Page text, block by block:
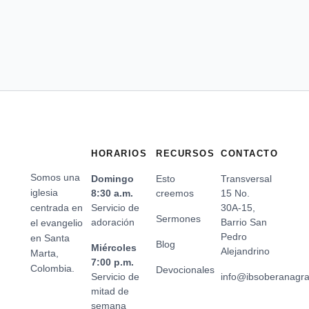
Somos una
iglesia
centrada en
el evangelio
en Santa
Marta,
Colombia.
HORARIOS
Domingo
8:30 a.m.
Servicio de
adoración
Miércoles
7:00 p.m.
Servicio de
mitad de
semana
RECURSOS
Esto
creemos
Sermones
Blog
Devocionales
CONTACTO
Transversal
15 No.
30A-15,
Barrio San
Pedro
Alejandrino